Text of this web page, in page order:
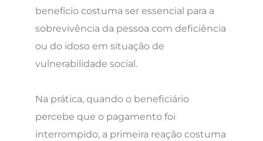
benefício costuma ser essencial para a
sobrevivência da pessoa com deficiência
ou do idoso em situação de
vulnerabilidade social.
Na prática, quando o beneficiário
percebe que o pagamento foi
interrompido, a primeira reação costuma